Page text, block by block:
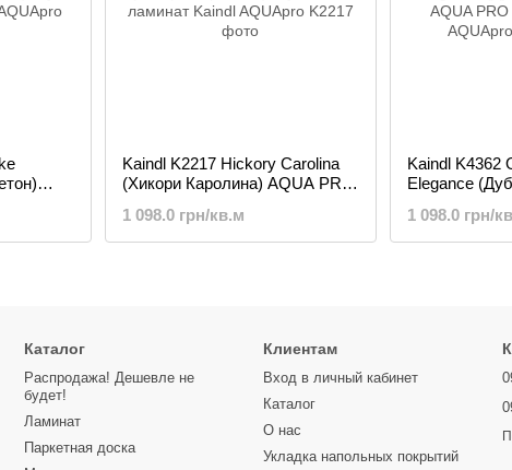
Kaindl K2217 Hickory Carolina
(Хикори Каролина) AQUA PRO
1 098.0 грн/кв.м
Kaindl K4362
Elegance
1 098.0 грн/
Каталог
Распродажа! Дешевле не
будет!
Ламинат
Паркетная доска
Клиентам
Вход в личный кабинет
Каталог
О нас
Укладка напольных покрытий